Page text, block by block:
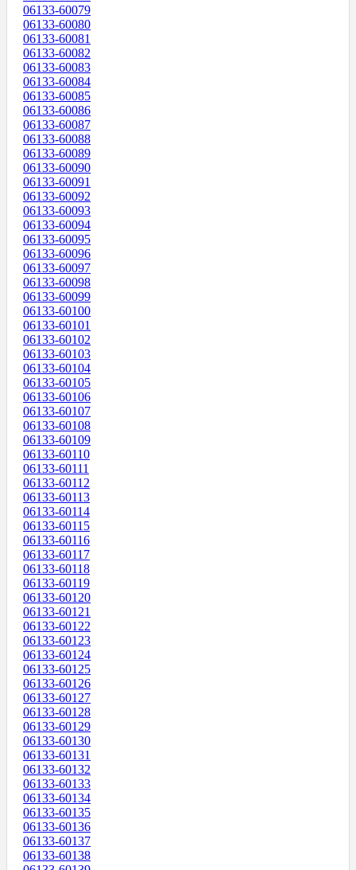
06133-60079
06133-60080
06133-60081
06133-60082
06133-60083
06133-60084
06133-60085
06133-60086
06133-60087
06133-60088
06133-60089
06133-60090
06133-60091
06133-60092
06133-60093
06133-60094
06133-60095
06133-60096
06133-60097
06133-60098
06133-60099
06133-60100
06133-60101
06133-60102
06133-60103
06133-60104
06133-60105
06133-60106
06133-60107
06133-60108
06133-60109
06133-60110
06133-60111
06133-60112
06133-60113
06133-60114
06133-60115
06133-60116
06133-60117
06133-60118
06133-60119
06133-60120
06133-60121
06133-60122
06133-60123
06133-60124
06133-60125
06133-60126
06133-60127
06133-60128
06133-60129
06133-60130
06133-60131
06133-60132
06133-60133
06133-60134
06133-60135
06133-60136
06133-60137
06133-60138